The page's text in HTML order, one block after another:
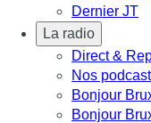
Dernier JT
La radio
Direct &
Nos
Bonjour
Bonjour